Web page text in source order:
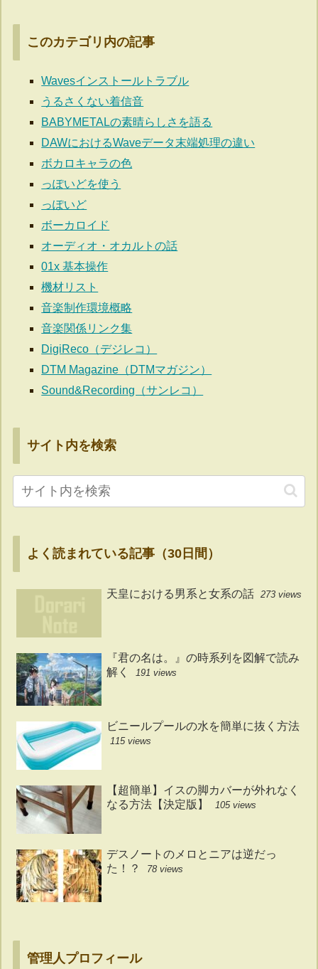
このカテゴリ内の記事
Wavesインストールトラブル
うるさくない着信音
BABYMETALの素晴らしさを語る
DAWにおけるWaveデータ末端処理の違い
ボカロキャラの色
っぽいどを使う
っぽいど
ボーカロイド
オーディオ・オカルトの話
01x 基本操作
機材リスト
音楽制作環境概略
音楽関係リンク集
DigiReco（デジレコ）
DTM Magazine（DTMマガジン）
Sound&Recording（サンレコ）
サイト内を検索
よく読まれている記事（30日間）
天皇における男系と女系の話 273 views
『君の名は。』の時系列を図解で読み
解く
191 views
ビニールプールの水を簡単に抜く方法
115 views
【超簡単】イスの脚カバーが外れなく
なる方法【決定版】
105 views
デスノートのメロとニアは逆だっ
た！？
78 views
管理人プロフィール